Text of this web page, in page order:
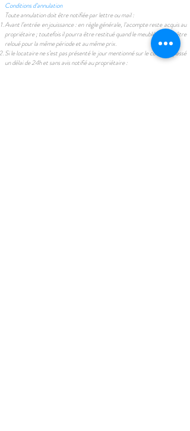
Conditions d’annulation
Toute annulation doit être notifiée par lettre ou mail :
Avant l’entrée en jouissance : en règle générale, l'acompte reste acquis au
propriétaire ; toutefois il pourra être restitué quand le meublé aura pu être
reloué pour la même période et au même prix.
Si le locataire ne s’est pas présenté le jour mentionné sur le contrat : passé
un délai de 24h et sans avis notifié au propriétaire :